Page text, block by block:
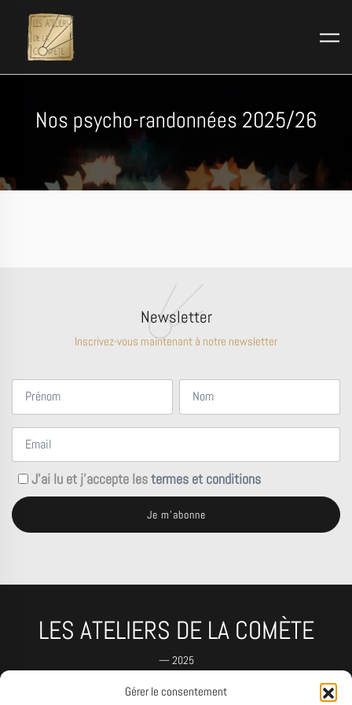
Gérer le consentement
Nos psycho-randonnées 2025/26
Newsletter
Inscrivez-vous maintenant à notre newsletter
J'ai lu et j'accepte lestermes et conditions
LES ATELIERS DE LA COMÈTE
— 2025